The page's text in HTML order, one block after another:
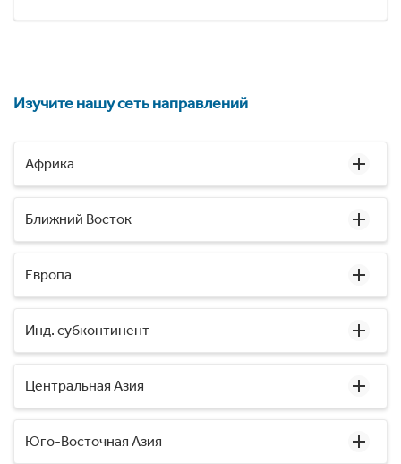
Изучите нашу сеть направлений
Африка
Ближний Восток
Европа
Инд. субконтинент
Центральная Азия
Юго-Восточная Азия